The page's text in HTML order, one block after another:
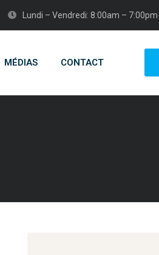
Lundi – Vendredi: 8:00am – 7:00pm
MÉDIAS CONTACT